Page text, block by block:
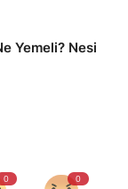
Yemeli? Nesi
0 0